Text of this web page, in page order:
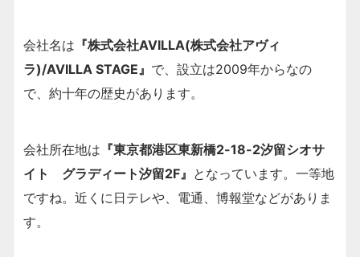
会社名は 『株式会社AVILLA(株式会社アヴィ
ラ)/AVILLA STAGE』 で、設立は2009年からなの
で、約十年の歴史があります。
会社所在地は 『東京都港区東新橋2-18-2汐留シオサ
イト グラディート汐留2F』 となっています。一等地
ですね。近くに日テレや、電通、博報堂などがありま
す。